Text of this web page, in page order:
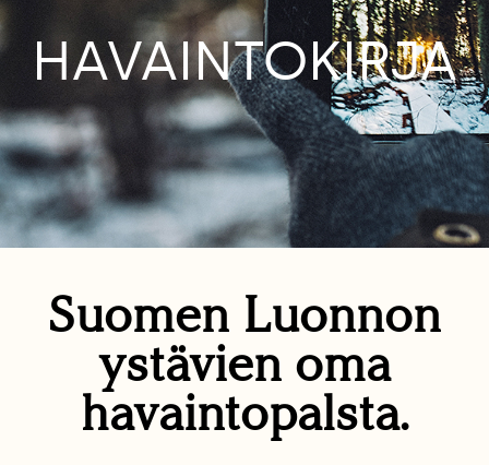
HAVAINTOKIRJA
Suomen Luonnon
ystävien oma
havaintopalsta.